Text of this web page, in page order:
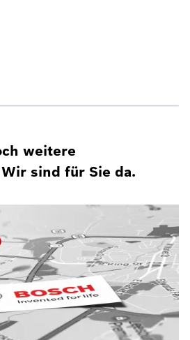
weitere
sind für Sie da.